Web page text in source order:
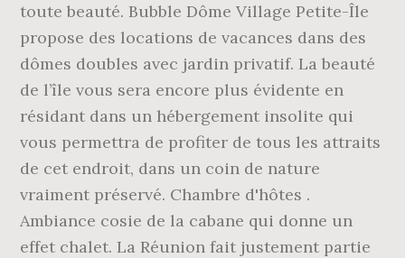
toute beauté. Bubble Dôme Village Petite-Île
propose des locations de vacances dans des
dômes doubles avec jardin privatif. La beauté
de l’île vous sera encore plus évidente en
résidant dans un hébergement insolite qui
vous permettra de profiter de tous les attraits
de cet endroit, dans un coin de nature
vraiment préservé. Chambre d'hôtes .
Ambiance cosie de la cabane qui donne un
effet chalet. La Réunion fait justement partie